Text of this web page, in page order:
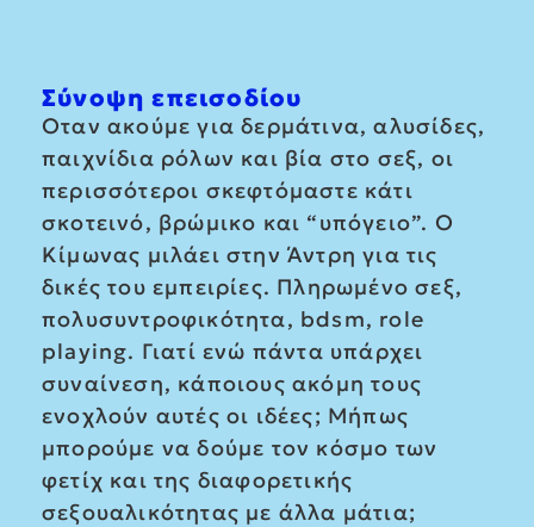
Σύνοψη επεισοδίου
Οταν ακούμε για δερμάτινα, αλυσίδες,
παιχνίδια ρόλων και βία στο σεξ, οι
περισσότεροι σκεφτόμαστε κάτι
σκοτεινό, βρώμικο και “υπόγειο”. Ο
Κίμωνας μιλάει στην Άντρη για τις
δικές του εμπειρίες. Πληρωμένο σεξ,
πολυσυντροφικότητα, bdsm, role
playing. Γιατί ενώ πάντα υπάρχει
συναίνεση, κάποιους ακόμη τους
ενοχλούν αυτές οι ιδέες; Μήπως
μπορούμε να δούμε τον κόσμο των
φετίχ και της διαφορετικής
σεξουαλικότητας με άλλα μάτια;